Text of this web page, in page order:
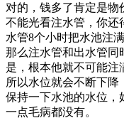
对的，钱多了肯定是物
不能光看注水管，你还
水管8个小时把水池注
那么注水管和出水管同
是，根本他就不可能注
所以水位就会不断下
保持一下水池的水位，
一点毛病都没有。